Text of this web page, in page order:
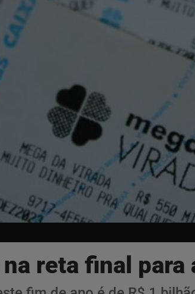
reta final